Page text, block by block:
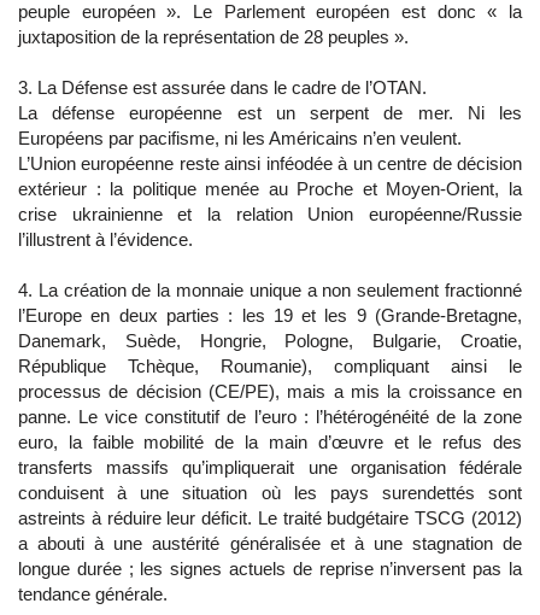
peuple européen ». Le Parlement européen est donc « la
juxtaposition de la représentation de 28 peuples ».
3. La Défense est assurée dans le cadre de l’OTAN.
La défense européenne est un serpent de mer. Ni les
Européens par pacifisme, ni les Américains n’en veulent.
L’Union européenne reste ainsi inféodée à un centre de décision
extérieur : la politique menée au Proche et Moyen-Orient, la
crise ukrainienne et la relation Union européenne/Russie
l’illustrent à l’évidence.
4. La création de la monnaie unique a non seulement fractionné
l’Europe en deux parties : les 19 et les 9 (Grande-Bretagne,
Danemark, Suède, Hongrie, Pologne, Bulgarie, Croatie,
République Tchèque, Roumanie), compliquant ainsi le
processus de décision (CE/PE), mais a mis la croissance en
panne. Le vice constitutif de l’euro : l’hétérogénéité de la zone
euro, la faible mobilité de la main d’œuvre et le refus des
transferts massifs qu’impliquerait une organisation fédérale
conduisent à une situation où les pays surendettés sont
astreints à réduire leur déficit. Le traité budgétaire TSCG (2012)
a abouti à une austérité généralisée et à une stagnation de
longue durée ; les signes actuels de reprise n’inversent pas la
tendance générale.